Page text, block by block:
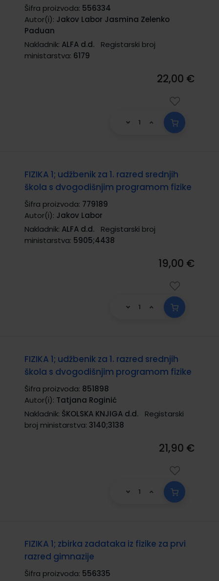
Šifra proizvoda: 556334
Autor(i): Jakov Labor Jasmina Zelenko
Paduan
Nakladnik: ALFA d.d.
Registarski broj
ministarstva: 6179
22,00 €
FIZIKA 1; udžbenik za 1. razred srednjih
škola s dvogodišnjim programom fizike
Šifra proizvoda: 779189
Autor(i): Jakov Labor
Nakladnik: ALFA d.d.
Registarski broj
ministarstva: 5905;4438
19,00 €
FIZIKA 1; udžbenik za 1. razred srednjih
škola s dvogodišnjim programom fizike
Šifra proizvoda: 851898
Autor(i): Tatjana Roginić
Nakladnik: ŠKOLSKA KNJIGA d.d.
Registarski
broj ministarstva: 3140;3138
21,90 €
FIZIKA 1; zbirka zadataka iz fizike za prvi
razred gimnazije
Šifra proizvoda: 556335